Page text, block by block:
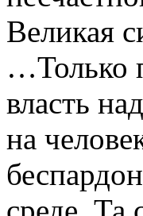
Великая
…Только
власть
на